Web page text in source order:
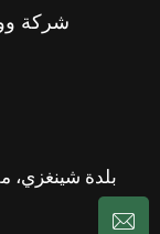
شركة
بلدة شينغزي،